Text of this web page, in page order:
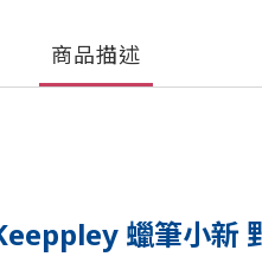
商品描述
蠟筆小新